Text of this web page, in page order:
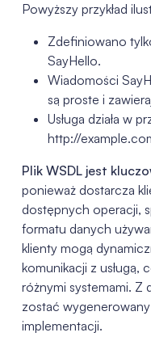
Powyższy przykład
Zdefiniowano
SayHello.
Wiadomości
są proste i
Usługa działa w
http://
Plik WSDL jest
ponieważ dostarcza
dostępnych operacji,
formatu danych
klienty mogą
komunikacji z usługą,
różnymi systemami. Z
zostać
implementacji.